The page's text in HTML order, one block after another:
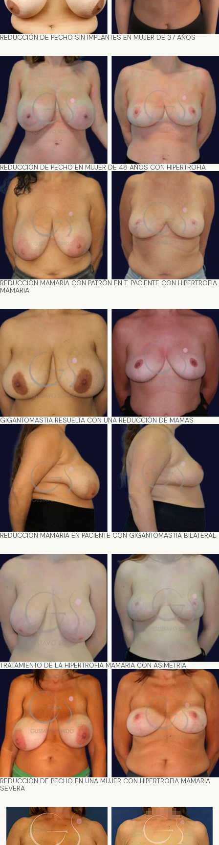
REDUCCIÓN DE PECHO SIN IMPLANTES EN MUJER DE 37 AÑOS
REDUCCIÓN DE PECHO EN MUJER DE 48 AÑOS CON HIPERTROFIA
REDUCCIÓN MAMARIA CON PATRÓN EN T. PACIENTE CON HIPERTROFIA
MAMARIA
GIGANTOMASTIA RESUELTA CON UNA REDUCCIÓN DE MAMAS
REDUCCIÓN MAMARIA EN PACIENTE CON GIGANTOMASTIA BILATERAL
TRATAMIENTO DE LA HIPERTROFIA MAMARIA CON ASIMETRÍA
REDUCCIÓN DE PECHO EN UNA MUJER CON HIPERTROFIA MAMARIA
SEVERA